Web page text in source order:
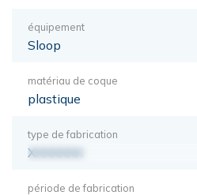
équipement
Sloop
matériau de coque
plastique
type de fabrication
XXXXXXX
période de fabrication